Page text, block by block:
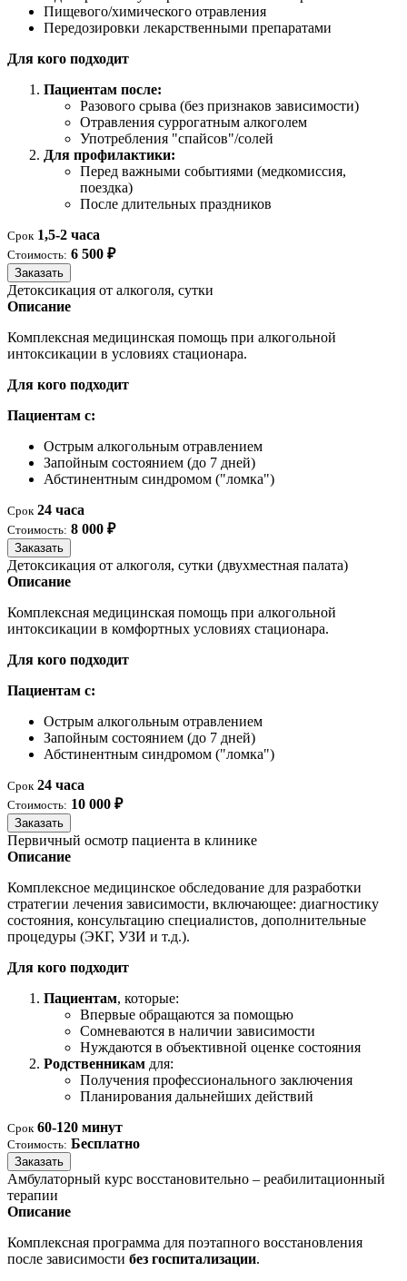
Пищевого/химического отравления
Передозировки лекарственными препаратами
Для кого подходит
Пациентам после:
Разового срыва (без признаков зависимости)
Отравления суррогатным алкоголем
Употребления "спайсов"/солей
Для профилактики:
Перед важными событиями (медкомиссия,
поездка)
После длительных праздников
Срок 1,5-2 часа
Стоимость: 6 500 ₽
Заказать
Детоксикация от алкоголя, сутки
Описание
Комплексная медицинская помощь при алкогольной
интоксикации в условиях стационара.
Для кого подходит
Пациентам с:
Острым алкогольным отравлением
Запойным состоянием (до 7 дней)
Абстинентным синдромом ("ломка")
Срок 24 часа
Стоимость: 8 000 ₽
Заказать
Детоксикация от алкоголя, сутки (двухместная палата)
Описание
Комплексная медицинская помощь при алкогольной
интоксикации в комфортных условиях стационара.
Для кого подходит
Пациентам с:
Острым алкогольным отравлением
Запойным состоянием (до 7 дней)
Абстинентным синдромом ("ломка")
Срок 24 часа
Стоимость: 10 000 ₽
Заказать
Первичный осмотр пациента в клинике
Описание
Комплексное медицинское обследование для разработки
стратегии лечения зависимости, включающее: диагностику
состояния, консультацию специалистов, дополнительные
процедуры (ЭКГ, УЗИ и т.д.).
Для кого подходит
Пациентам, которые:
Впервые обращаются за помощью
Сомневаются в наличии зависимости
Нуждаются в объективной оценке состояния
Родственникам для:
Получения профессионального заключения
Планирования дальнейших действий
Срок 60-120 минут
Стоимость: Бесплатно
Заказать
Амбулаторный курс восстановительно – реабилитационный
терапии
Описание
Комплексная программа для поэтапного восстановления
после зависимости без госпитализации.